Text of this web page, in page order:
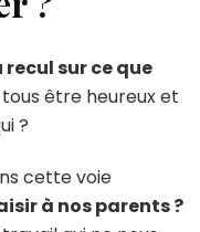
sur ce que
être heureux et
?
cette voie
à nos parents ?